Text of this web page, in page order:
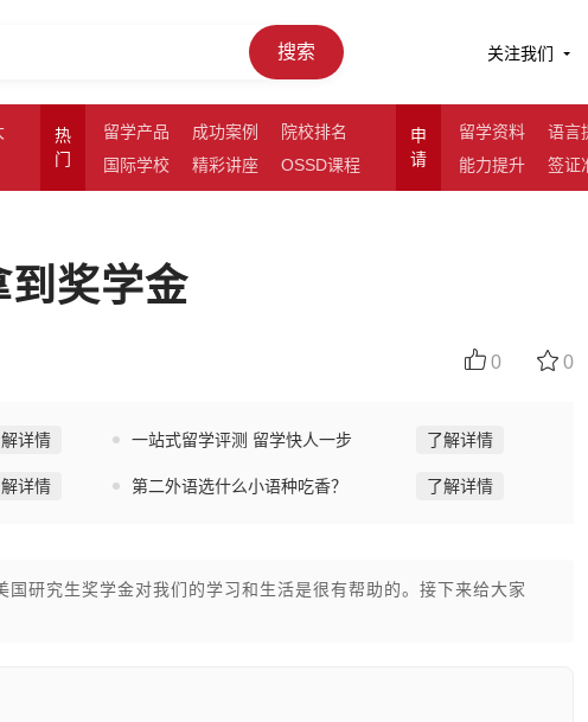
搜索 关注我们
热
门
留学产品 成功案例
院校排名
国际学校
精彩讲座 OSSD课程
申
请
留学资料
语言
能力提升
签证
到奖学金
0 0
详情 一站式留学评测 留学快人一步 了解详情
详情 第二外语选什么小语种吃香？ 了解详情
研究生奖学金对我们的学习和生活是很有帮助的。接下来给大家